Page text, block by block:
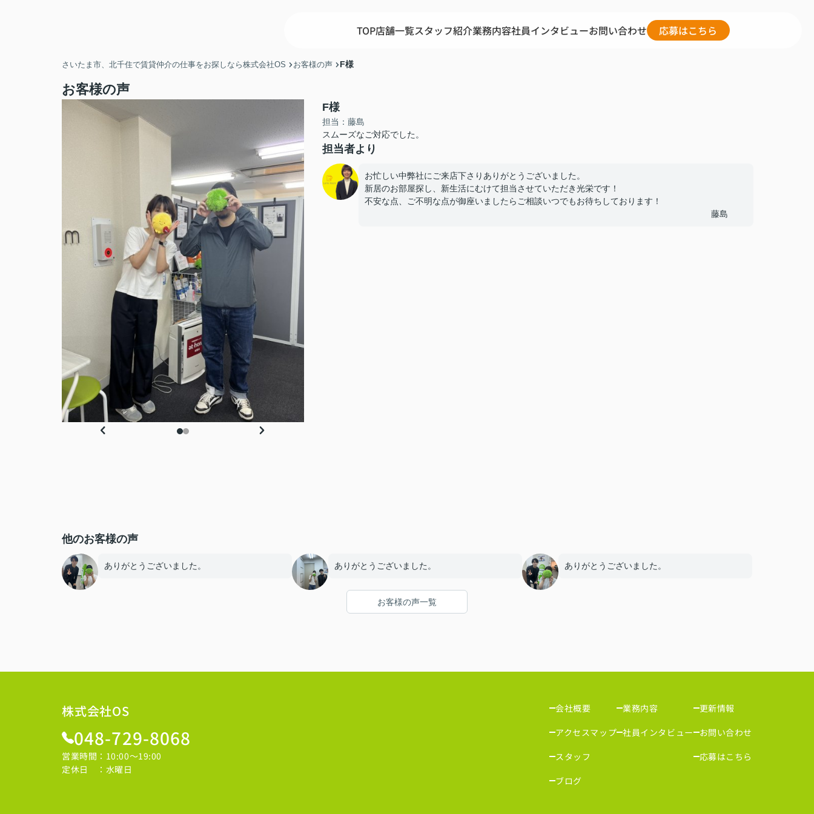
TOP店舗一覧スタッフ紹介業務内容社員インタビューお問い合わせ 応募はこちら
さいたま市、北千住で賃貸仲介の仕事をお探しなら株式会社OS お客様の声 F様
お客様の声
F様
担当：藤島
スムーズなご対応でした。
担当者より
お忙しい中弊社にご来店下さりありがとうございました。
新居のお部屋探し、新生活にむけて担当させていただき光栄です！
不安な点、ご不明な点が御座いましたらご相談いつでもお待ちしております！
藤島
他のお客様の声
ありがとうございました。 ありがとうございました。 ありがとうございました。
お客様の声一覧
株式会社OS
048-729-8068
営業時間：10:00～19:00
定休日 ：水曜日
会社概要
アクセスマップ
スタッフ
ブログ
業務内容
社員インタビュー
更新情報
お問い合わせ
応募はこちら